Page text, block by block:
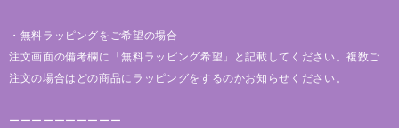
・無料ラッピングをご希望の場合
注文画面の備考欄に「無料ラッピング希望」と記載してください。複数ご
注文の場合はどの商品にラッピングをするのかお知らせください。
ーーーーーーーーーー